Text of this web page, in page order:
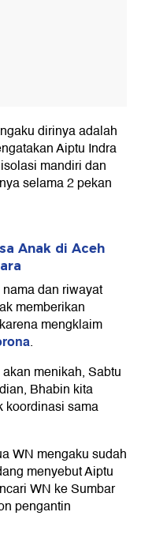
dirinya adalah
Aiptu Indra
mandiri dan
selama 2 pekan
Anak di Aceh
dan riwayat
memberikan
mengklaim
.
menikah, Sabtu
Bhabin kita
koordinasi sama
WN mengaku sudah
menyebut Aiptu
WN ke Sumbar
pengantin